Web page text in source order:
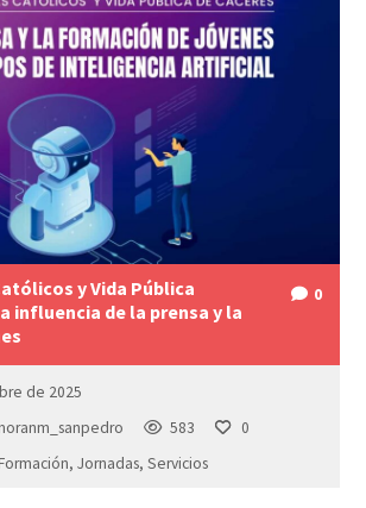
y Vida Pública
influencia de la prensa y la
0
de 2025
583
0
,Jornadas,Servicios